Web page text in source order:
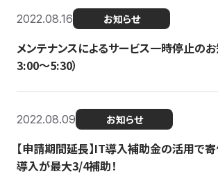
2022.08.16 お知らせ
メンテナンスによるサービス一時停止のお
3:00〜5:30）
2022.08.09 お知らせ
【申請期間延長】IT導入補助金の活用で
導入が最大3/4補助！